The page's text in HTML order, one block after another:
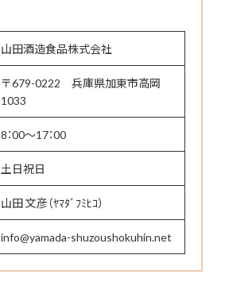
山田酒造食品株式会社
〒679-0222 兵庫県加東市高岡
1033
8：00～17：00
土日祝日
山田 文彦（ﾔﾏﾀﾞﾌﾐﾋｺ）
info@yamada-shuzoushokuhin.net